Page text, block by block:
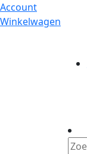
Account
Winkelwagen